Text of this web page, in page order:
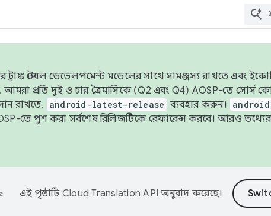
স্টেবল ডেভেলপমেন্ট মডেলের সাথে সামঞ্জস্য রাখতে এবং
আমরা প্রতি দুই ও চার ত্রৈমাসিকে (Q2 এবং Q4) AOSP-তে সোর্স
রাখতে,
android-latest-release ব্যবহার করুন।
AOSP-তে পুশ করা সর্বশেষ রিলিজটিকে রেফারেন্স করবে। আরও
এই পৃষ্ঠাটি Cloud Translation API অনুবাদ করেছে।